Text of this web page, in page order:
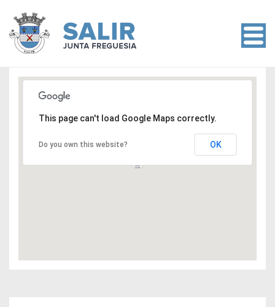
This page can't load Google Maps correctly.
Do you own this website? OK